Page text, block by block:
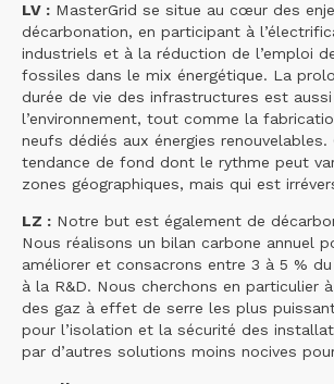
LV : MasterGrid se situe au cœur des
décarbonation, en participant à
industriels et à la réduction de l’emploi
fossiles dans le mix énergétique. La
durée de vie des infrastructures est
l’environnement, tout comme la
neufs dédiés aux énergies renouvelables.
tendance de fond dont le rythme peut
zones géographiques, mais qui est
LZ : Notre but est également de
Nous réalisons un bilan carbone annuel
améliorer et consacrons entre 3 à 5 %
à la R&D. Nous cherchons en particulier
des gaz à effet de serre les plus
pour l’isolation et la sécurité des
par d’autres solutions moins nocives